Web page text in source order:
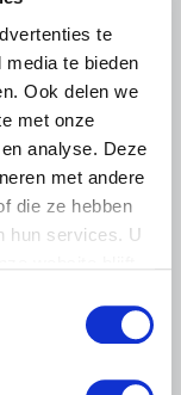
te
te bieden
Ook delen we
met onze
analyse. Deze
met andere
die ze hebben
hun services. U
de
van